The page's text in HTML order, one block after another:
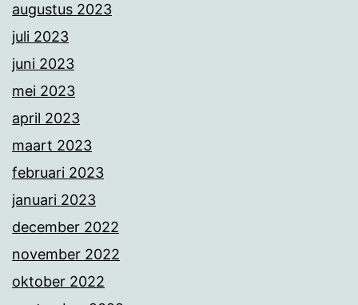
augustus 2023
juli 2023
juni 2023
mei 2023
april 2023
maart 2023
februari 2023
januari 2023
december 2022
november 2022
oktober 2022